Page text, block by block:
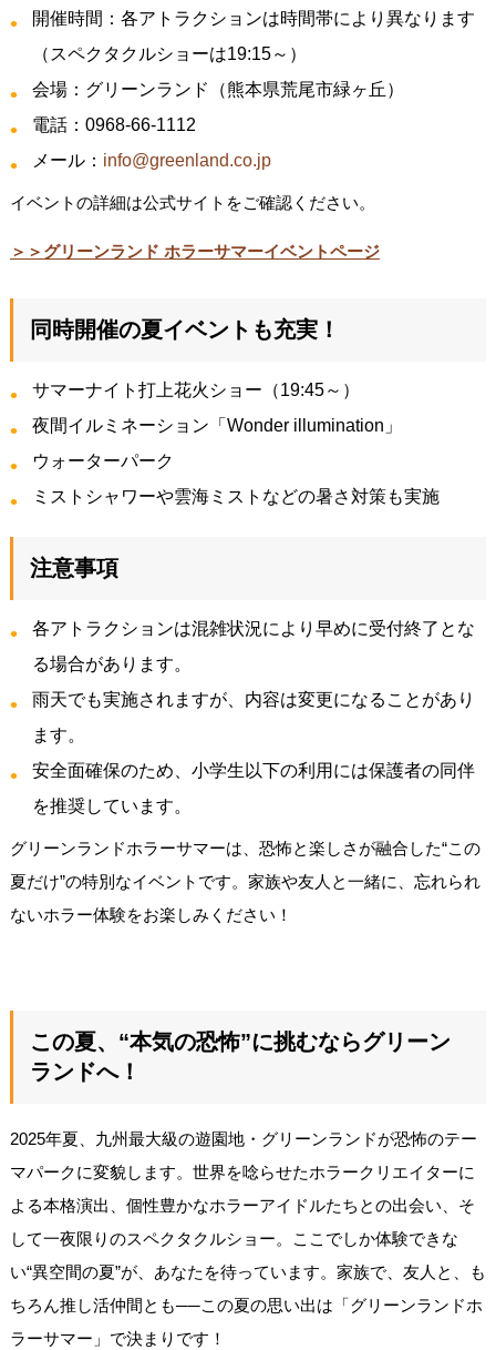
開催時間：各アトラクションは時間帯により異なります
（スペクタクルショーは19:15～）
会場：グリーンランド（熊本県荒尾市緑ヶ丘）
電話：0968-66-1112
メール： info@greenland.co.jp
イベントの詳細は公式サイトをご確認ください。
＞＞グリーンランド ホラーサマーイベントページ
同時開催の夏イベントも充実！
サマーナイト打上花火ショー（19:45～）
夜間イルミネーション「Wonder illumination」
ウォーターパーク
ミストシャワーや雲海ミストなどの暑さ対策も実施
注意事項
各アトラクションは混雑状況により早めに受付終了とな
る場合があります。
雨天でも実施されますが、内容は変更になることがあり
ます。
安全面確保のため、小学生以下の利用には保護者の同伴
を推奨しています。
グリーンランドホラーサマーは、恐怖と楽しさが融合した“この
夏だけ”の特別なイベントです。家族や友人と一緒に、忘れられ
ないホラー体験をお楽しみください！
この夏、“本気の恐怖”に挑むならグリーン
ランドへ！
2025年夏、九州最大級の遊園地・グリーンランドが恐怖のテー
マパークに変貌します。世界を唸らせたホラークリエイターに
よる本格演出、個性豊かなホラーアイドルたちとの出会い、そ
して一夜限りのスペクタクルショー。ここでしか体験できな
い“異空間の夏”が、あなたを待っています。家族で、友人と、も
ちろん推し活仲間とも──この夏の思い出は「グリーンランドホ
ラーサマー」で決まりです！